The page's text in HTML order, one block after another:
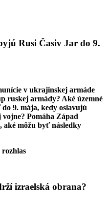
Rusi Časiv Jar do 9.
v ukrajinskej armáde
ruskej armády? Aké územné
9. mája, kedy oslavujú
Pomáha Západ
aké môžu byť následky
izraelská obrana?